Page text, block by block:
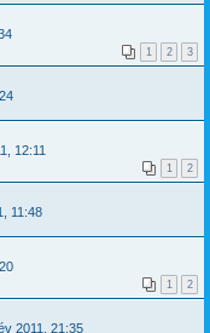
1 2 3
12:11
1 2
11:48
1 2
2011, 21:35